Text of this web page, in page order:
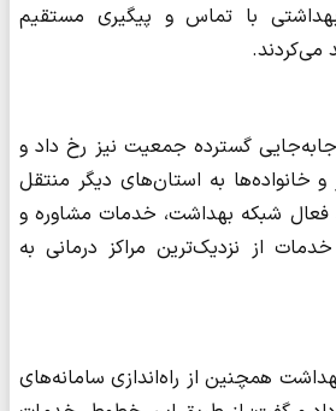
با تماس و پیگیری مستقیم
می‌کردند.
گسترده جمعیت نیز رخ داد و
و خانواده‌ها به استان‌های دیگر منتقل
فعال شبکه بهداشت، خدمات مشاوره و
از نزدیک‌ترین مراکز درمانی به
همچنین از راه‌اندازی سامانه‌های